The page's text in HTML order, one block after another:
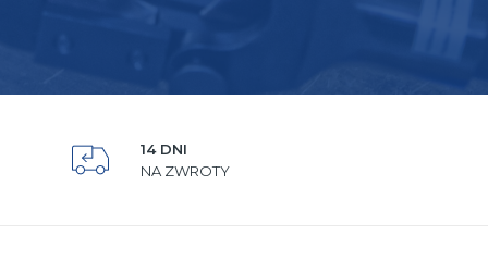
14 DNI
NA ZWROTY